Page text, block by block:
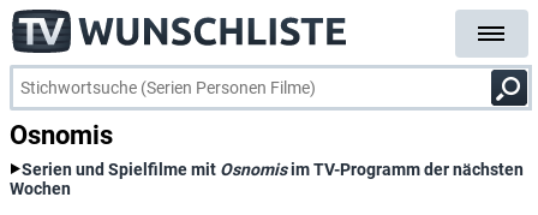
Osnomis
Serien und Spielfilme mit Osnomisim TV-Programm der nächsten
Wochen